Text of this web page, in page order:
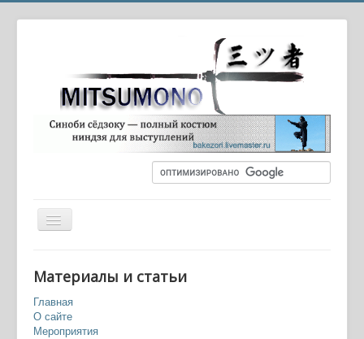
Вы здесь:
То-ки (экипировка верхолазов)
Материалы и статьи
Главная
О сайте
Мероприятия